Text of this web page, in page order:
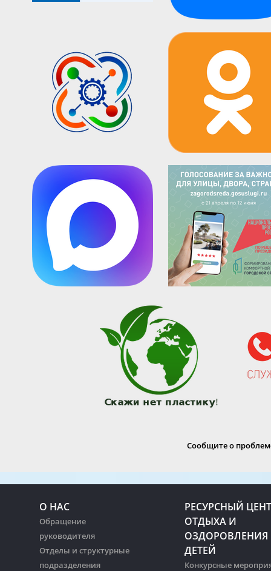
Сообщите о
О НАС
Обращение
руководителя
Отделы и структурные
подразделения
РЕСУРСНЫЙ
ОТДЫХА И
ОЗДОРОВЛЕНИЯ
ДЕТЕЙ
Конкурсные